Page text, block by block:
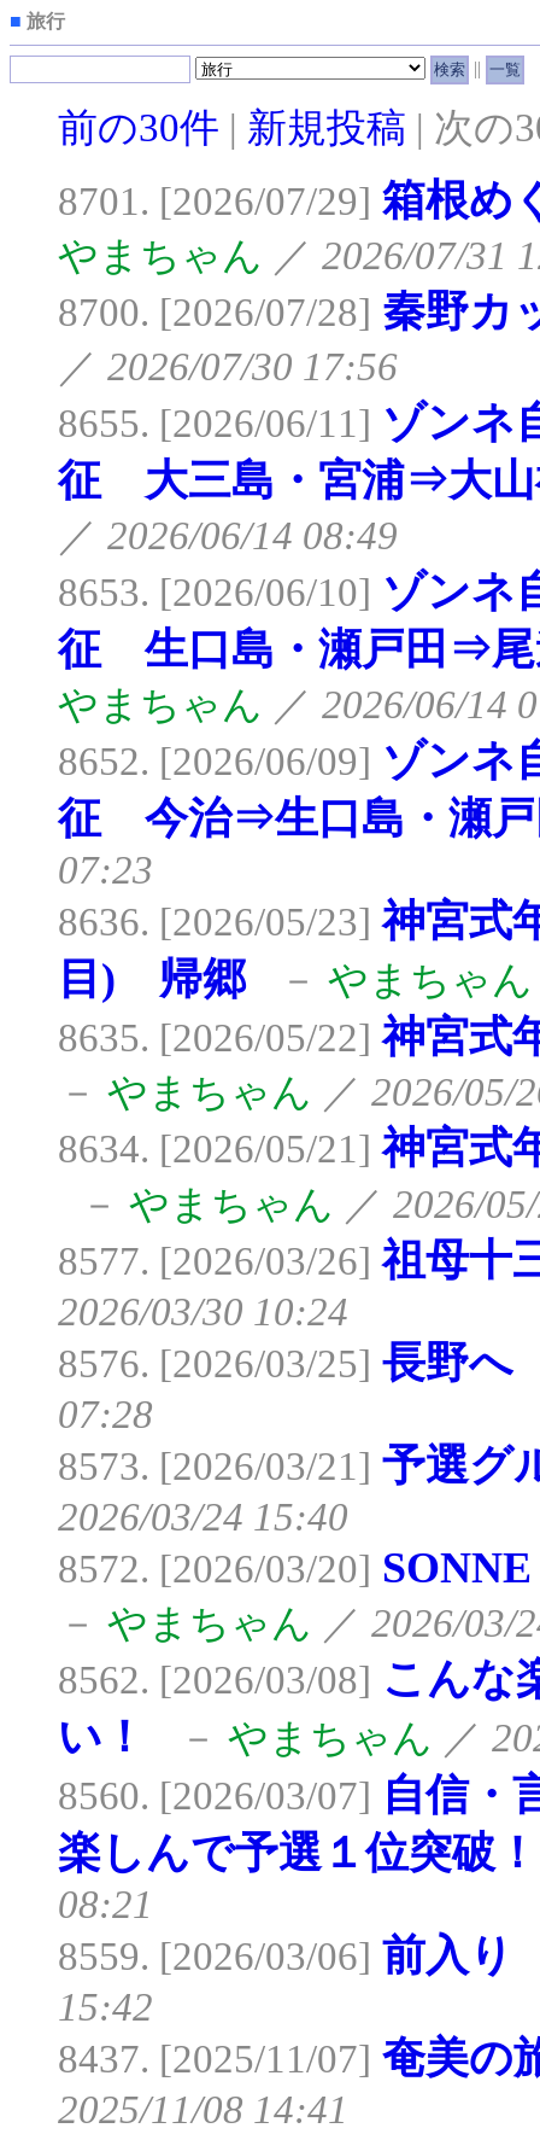
■ 旅行
||
前の30件 | 新規投稿 | 次の
8701. [2026/07/29] 箱根め
やまちゃん ／ 2026/07/31
8700. [2026/07/28] 秦野カ
／ 2026/07/30 17:56
8655. [2026/06/11] ゾンネ
征 大三島・宮浦⇒大
／ 2026/06/14 08:49
8653. [2026/06/10] ゾンネ
征 生口島・瀬戸田⇒
やまちゃん ／ 2026/06/14
8652. [2026/06/09] ゾンネ
征 今治⇒生口島・瀬
07:23
8636. [2026/05/23] 神宮式
目) 帰郷
－ やまちゃん
8635. [2026/05/22] 神宮式
－ やまちゃん ／ 2026/05/
8634. [2026/05/21] 神宮式
－ やまちゃん ／ 2026/
8577. [2026/03/26] 祖母十
2026/03/30 10:24
8576. [2026/03/25] 長野へ
07:28
8573. [2026/03/21] 予選グ
2026/03/24 15:40
8572. [2026/03/20]
－ やまちゃん ／ 2026/03/
8562. [2026/03/08] こんな
い！
－ やまちゃん ／
8560. [2026/03/07] 自信・
楽しんで予選１位突破！
08:21
8559. [2026/03/06] 前入り
15:42
8437. [2025/11/07] 奄美の
2025/11/08 14:41